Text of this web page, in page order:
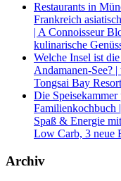
Restaurants in
Frankreich
| A Connoisseur
kulinarische
Welche Insel ist
Andamanen-See?
Tongsai Bay
Die
Familienkochbuch
Spaß & Energie
Low Carb, 3 neue
Archiv